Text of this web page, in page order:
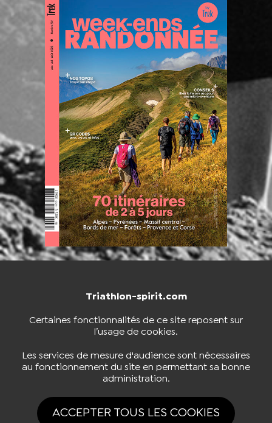
Triathlon-spirit.com
Certaines fonctionnalités de ce site reposent sur
l’usage de cookies.
Les services de mesure d'audience sont nécessaires
au fonctionnement du site en permettant sa bonne
administration.
ACCEPTER TOUS LES COOKIES
NOUS CONTACTER BOUTIQUE
NOUS SUIVRE